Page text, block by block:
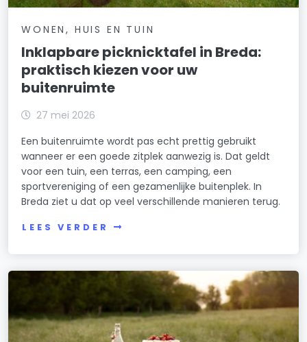
WONEN, HUIS EN TUIN
Inklapbare picknicktafel in Breda:
praktisch kiezen voor uw
buitenruimte
27 mei 2026
Een buitenruimte wordt pas echt prettig gebruikt
wanneer er een goede zitplek aanwezig is. Dat geldt
voor een tuin, een terras, een camping, een
sportvereniging of een gezamenlijke buitenplek. In
Breda ziet u dat op veel verschillende manieren terug.
LEES VERDER